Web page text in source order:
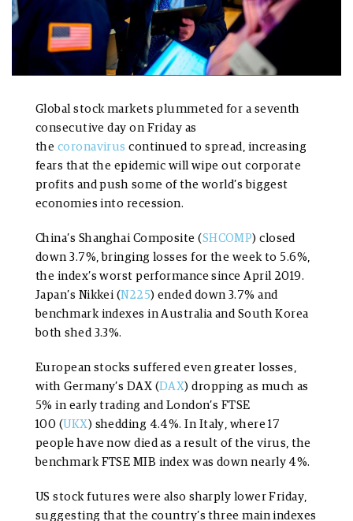
Global stock markets plummeted for a seventh
consecutive day on Friday as
the coronavirus continued to spread, increasing
fears that the epidemic will wipe out corporate
profits and push some of the world’s biggest
economies into recession.
China’s Shanghai Composite (SHCOMP) closed
down 3.7%, bringing losses for the week to 5.6%,
the index’s worst performance since April 2019.
Japan’s Nikkei ( N225) ended down 3.7% and
benchmark indexes in Australia and South Korea
both shed 3.3%.
European stocks suffered even greater losses,
with Germany’s DAX ( DAX) dropping as much as
5% in early trading and London’s FTSE
100 (UKX ) shedding 4.4%. In Italy, where 17
people have now died as a result of the virus, the
benchmark FTSE MIB index was down nearly 4%.
US stock futures were also sharply lower Friday,
suggesting that the country’s three main indexes